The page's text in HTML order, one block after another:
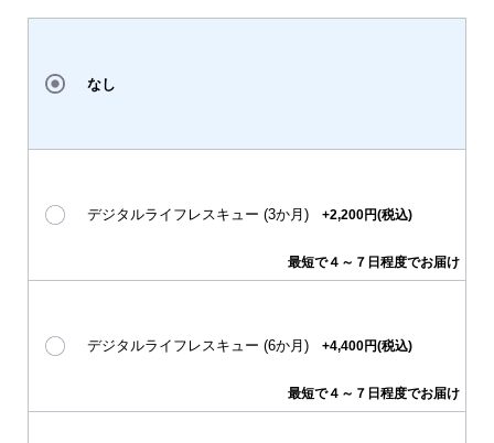
なし
最短で４～７日程度でお届け
デジタルライフレスキュー (3か月) +2,200円(税込)
最短で４～７日程度でお届け
デジタルライフレスキュー (6か月) +4,400円(税込)